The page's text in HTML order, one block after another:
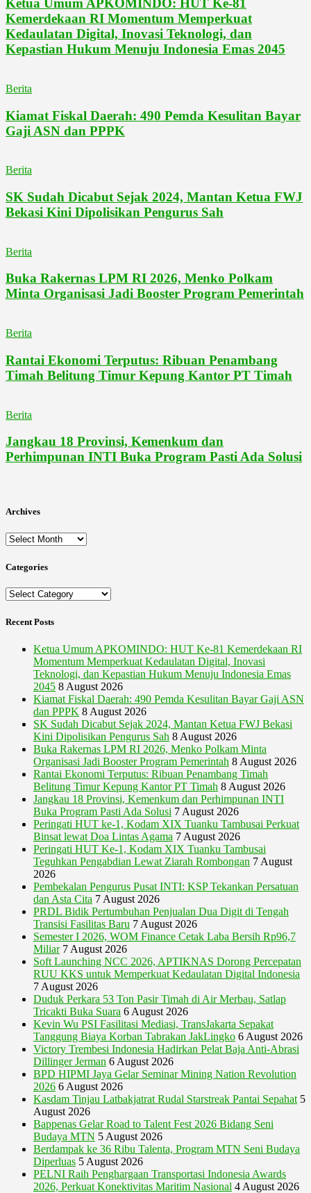
Ketua Umum APKOMINDO: HUT Ke-81
Kemerdekaan RI Momentum Memperkuat
Kedaulatan Digital, Inovasi Teknologi, dan
Kepastian Hukum Menuju Indonesia Emas 2045
Berita
Kiamat Fiskal Daerah: 490 Pemda Kesulitan Bayar
Gaji ASN dan PPPK
Berita
SK Sudah Dicabut Sejak 2024, Mantan Ketua FWJ
Bekasi Kini Dipolisikan Pengurus Sah
Berita
Buka Rakernas LPM RI 2026, Menko Polkam
Minta Organisasi Jadi Booster Program Pemerintah
Berita
Rantai Ekonomi Terputus: Ribuan Penambang
Timah Belitung Timur Kepung Kantor PT Timah
Berita
Jangkau 18 Provinsi, Kemenkum dan
Perhimpunan INTI Buka Program Pasti Ada Solusi
Archives
Archives
Categories
Categories
Recent Posts
Ketua Umum APKOMINDO: HUT Ke-81 Kemerdekaan RI
Momentum Memperkuat Kedaulatan Digital, Inovasi
Teknologi, dan Kepastian Hukum Menuju Indonesia Emas
2045 8 August 2026
Kiamat Fiskal Daerah: 490 Pemda Kesulitan Bayar Gaji ASN
dan PPPK 8 August 2026
SK Sudah Dicabut Sejak 2024, Mantan Ketua FWJ Bekasi
Kini Dipolisikan Pengurus Sah 8 August 2026
Buka Rakernas LPM RI 2026, Menko Polkam Minta
Organisasi Jadi Booster Program Pemerintah 8 August 2026
Rantai Ekonomi Terputus: Ribuan Penambang Timah
Belitung Timur Kepung Kantor PT Timah 8 August 2026
Jangkau 18 Provinsi, Kemenkum dan Perhimpunan INTI
Buka Program Pasti Ada Solusi 7 August 2026
Peringati HUT ke-1, Kodam XIX Tuanku Tambusai Perkuat
Binsat lewat Doa Lintas Agama 7 August 2026
Peringati HUT Ke-1, Kodam XIX Tuanku Tambusai
Teguhkan Pengabdian Lewat Ziarah Rombongan 7 August
2026
Pembekalan Pengurus Pusat INTI: KSP Tekankan Persatuan
dan Asta Cita 7 August 2026
PRDL Bidik Pertumbuhan Penjualan Dua Digit di Tengah
Transisi Fasilitas Baru 7 August 2026
Semester I 2026, WOM Finance Cetak Laba Bersih Rp96,7
Miliar 7 August 2026
Soft Launching NCC 2026, APTIKNAS Dorong Percepatan
RUU KKS untuk Memperkuat Kedaulatan Digital Indonesia
7 August 2026
Duduk Perkara 53 Ton Pasir Timah di Air Merbau, Satlap
Tricakti Buka Suara 6 August 2026
Kevin Wu PSI Fasilitasi Mediasi, TransJakarta Sepakat
Tanggung Biaya Korban Tabrakan JakLingko 6 August 2026
Victory Trembesi Indonesia Hadirkan Pelat Baja Anti-Abrasi
Dillinger Jerman 6 August 2026
BPD HIPMI Jaya Gelar Seminar Mining Nation Revolution
2026 6 August 2026
Kasdam Tinjau Latbakjatrat Rudal Starstreak Pantai Sepahat 5
August 2026
Bappenas Gelar Road to Talent Fest 2026 Bidang Seni
Budaya MTN 5 August 2026
Berdampak ke 36 Ribu Talenta, Program MTN Seni Budaya
Diperluas 5 August 2026
PELNI Raih Penghargaan Transportasi Indonesia Awards
2026, Perkuat Konektivitas Maritim Nasional 4 August 2026